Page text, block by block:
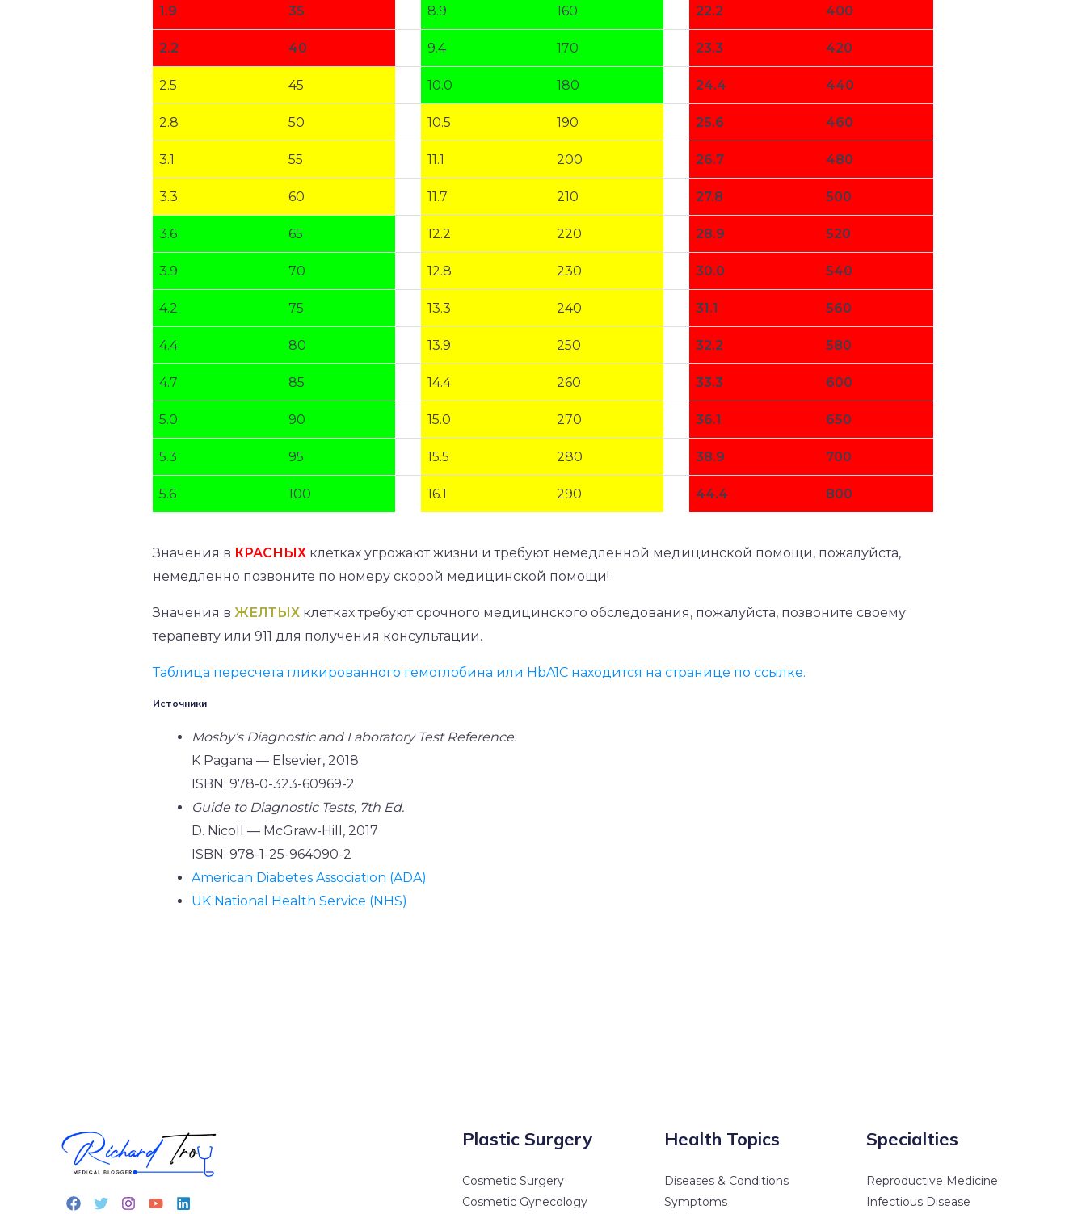
1.9 35 8.9 160 22.2 400
2.2 40 9.4 170 23.3 420
2.5 45 10.0 180 24.4 440
2.8 50 10.5 190 25.6 460
3.1 55 11.1 200 26.7 480
3.3 60 11.7 210 27.8 500
3.6 65 12.2 220 28.9 520
3.9 70 12.8 230 30.0 540
4.2 75 13.3 240 31.1 560
4.4 80 13.9 250 32.2 580
4.7 85 14.4 260 33.3 600
5.0 90 15.0 270 36.1 650
5.3 95 15.5 280 38.9 700
5.6 100 16.1 290 44.4 800
Значения в КРАСНЫХклетках угрожают жизни и требуют немедленной медицинской помощи, пожалуйста,
немедленно позвоните по номеру скорой медицинской помощи!
Значения в ЖЕЛТЫХклетках требуют срочного медицинского обследования, пожалуйста, позвоните своему
терапевту или 911 для получения консультации.
Таблица пересчета гликированного гемоглобина или HbA1C находится на странице по ссылке.
Источники
Mosby’s Diagnostic and Laboratory Test Reference.
K Pagana — Elsevier, 2018
ISBN: 978-0-323-60969-2
Guide to Diagnostic Tests, 7th Ed.
D. Nicoll — McGraw-Hill, 2017
ISBN: 978-1-25-964090-2
American Diabetes Association (ADA)
UK National Health Service (NHS)
Plastic Surgery
Cosmetic Surgery
Cosmetic Gynecology
Health Topics
Diseases & Conditions
Symptoms
Specialties
Reproductive Medicine
Infectious Disease